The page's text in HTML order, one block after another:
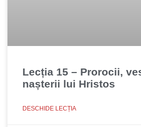
Lecția 15 – Prorocii,
nașterii lui Hristos
DESCHIDE LECȚIA